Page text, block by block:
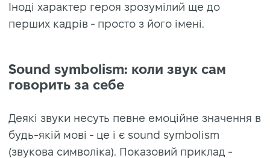
Іноді характер героя зрозумілий ще до
перших кадрів - просто з його імені.
Sound symbolism: коли звук сам
говорить за себе
Деякі звуки несуть певне емоційне значення в
будь-якій мові - це і є sound symbolism
(звукова символіка). Показовий приклад -